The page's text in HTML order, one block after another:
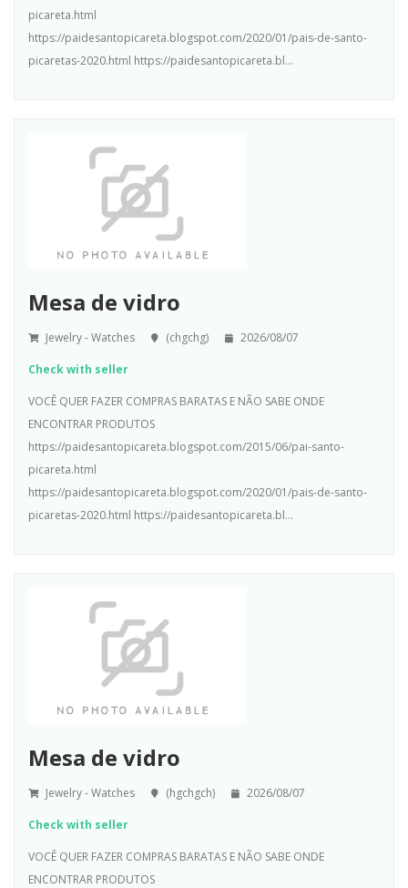
picareta.html
https://paidesantopicareta.blogspot.com/2020/01/pais-de-santo-
picaretas-2020.html https://paidesantopicareta.bl...
Mesa de vidro
Jewelry - Watches (chgchg) 2026/08/07
Check with seller
VOCÊ QUER FAZER COMPRAS BARATAS E NÃO SABE ONDE
ENCONTRAR PRODUTOS
https://paidesantopicareta.blogspot.com/2015/06/pai-santo-
picareta.html
https://paidesantopicareta.blogspot.com/2020/01/pais-de-santo-
picaretas-2020.html https://paidesantopicareta.bl...
Mesa de vidro
Jewelry - Watches (hgchgch) 2026/08/07
Check with seller
VOCÊ QUER FAZER COMPRAS BARATAS E NÃO SABE ONDE
ENCONTRAR PRODUTOS